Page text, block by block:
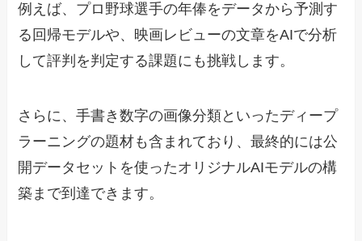
例えば、プロ野球選手の年俸をデータから予測す
る回帰モデルや、映画レビューの文章をAIで分析
して評判を判定する課題にも挑戦します。
さらに、手書き数字の画像分類といったディープ
ラーニングの題材も含まれており、最終的には公
開データセットを使ったオリジナルAIモデルの構
築まで到達できます。